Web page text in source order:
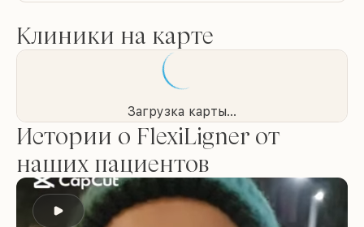
Клиники на карте
Загрузка карты...
Истории о FlexiLigner от
наших пациентов